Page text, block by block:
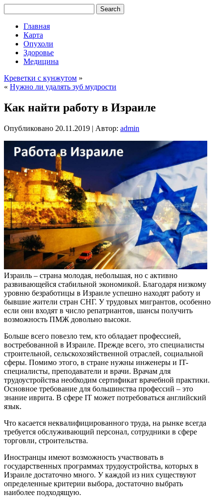
Главная
Карта
Опухоли
Здоровье
Медицина
Креветки с кунжутом »
« Нужно ли удалять зуб мудрости
Как найти работу в Израиле
Опубликовано 20.11.2019 | Автор: admin
Израиль – страна молодая, небольшая, но с активно
развивающейся стабильной экономикой. Благодаря низкому
уровню безработицы в Израиле успешно находят работу и
бывшие жители стран СНГ. У трудовых мигрантов, особенно
если они входят в число репатриантов, шансы получить
возможность ПМЖ довольно высоки.
Больше всего повезло тем, кто обладает профессией,
востребованной в Израиле. Прежде всего, это специалисты
строительной, сельскохозяйственной отраслей, социальной
сферы. Помимо этого, в стране нужны инженеры и IT-
специалисты, преподаватели и врачи. Врачам для
трудоустройства необходим сертификат врачебной практики.
Основное требование для большинства профессий – это
знание иврита. В сфере IT может потребоваться английский
язык.
Что касается неквалифицированного труда, на рынке всегда
требуется обслуживающий персонал, сотрудники в сфере
торговли, строительства.
Иностранцы имеют возможность участвовать в
государственных программах трудоустройства, которых в
Израиле достаточно много. У каждой из них существуют
определенные критерии выбора, достаточно выбрать
наиболее подходящую.